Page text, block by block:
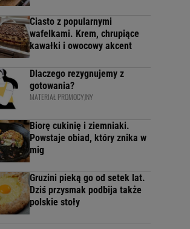
Ciasto z popularnymi
wafelkami. Krem, chrupiące
kawałki i owocowy akcent
Dlaczego rezygnujemy z
gotowania?
MATERIAŁ PROMOCYJNY
Biorę cukinię i ziemniaki.
Powstaje obiad, który znika w
mig
Gruzini pieką go od setek lat.
Dziś przysmak podbija także
polskie stoły